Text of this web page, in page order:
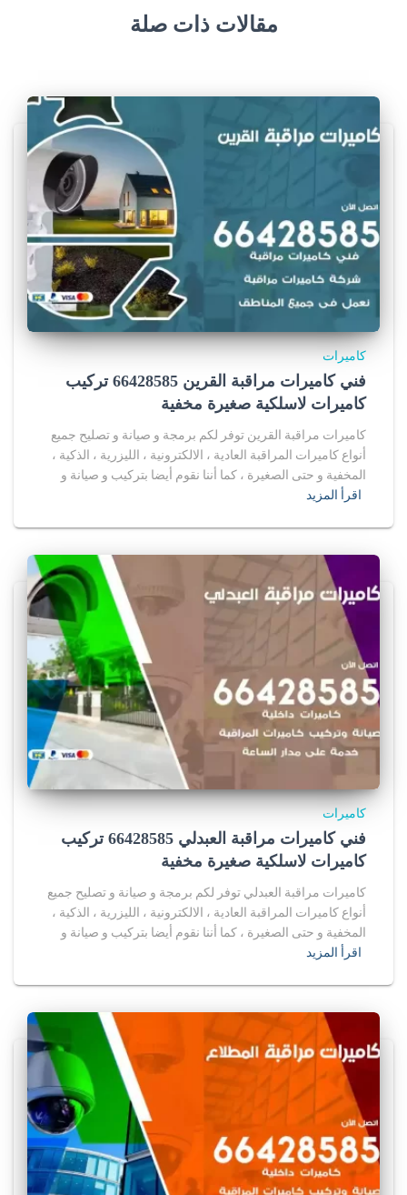
مقالات ذات صلة
كاميرات
فني كاميرات مراقبة القرين 66428585 تركيب
كاميرات لاسلكية صغيرة مخفية
كاميرات مراقبة القرين توفر لكم برمجة و صيانة و تصليح جميع
أنواع كاميرات المراقبة العادية ، الالكترونية ، الليزرية ، الذكية ،
المخفية و حتى الصغيرة ، كما أننا نقوم أيضا بتركيب و صيانة و
اقرأ المزيد
كاميرات
فني كاميرات مراقبة العبدلي 66428585 تركيب
كاميرات لاسلكية صغيرة مخفية
كاميرات مراقبة العبدلي توفر لكم برمجة و صيانة و تصليح جميع
أنواع كاميرات المراقبة العادية ، الالكترونية ، الليزرية ، الذكية ،
المخفية و حتى الصغيرة ، كما أننا نقوم أيضا بتركيب و صيانة و
اقرأ المزيد